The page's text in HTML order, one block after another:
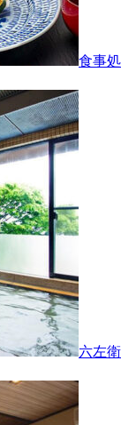
食事処
六左衛